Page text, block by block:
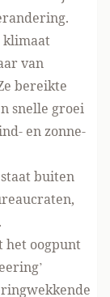
klimaat
van
bereikte
snelle groei
en zonne-
buiten
het oogpunt